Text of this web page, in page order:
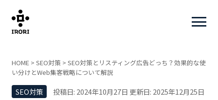
HOME > SEO対策 > SEO対策とリスティング広告どっち？効果的な使
い分けとWeb集客戦略について解説
SEO対策 投稿日: 2024年10月27日 更新日: 2025年12月25日